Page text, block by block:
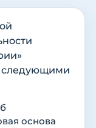
следующими
основа